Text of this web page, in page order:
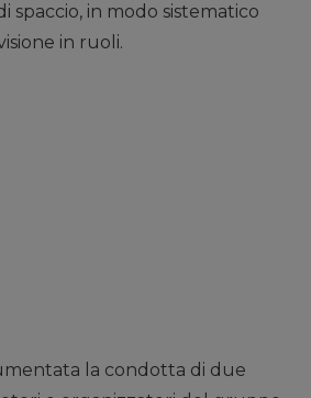
spaccio, in modo sistematico
in ruoli.
la condotta di due